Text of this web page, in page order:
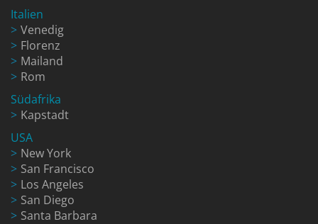
Italien
Venedig
Florenz
Mailand
Rom
Südafrika
Kapstadt
USA
New York
San Francisco
Los Angeles
San Diego
Santa Barbara